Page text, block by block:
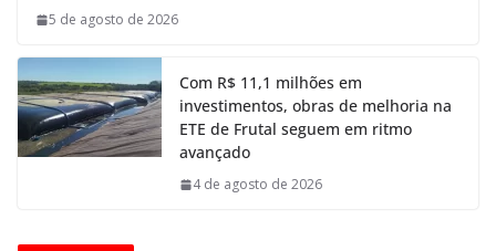
5 de agosto de 2026
Com R$ 11,1 milhões em
investimentos, obras de melhoria na
ETE de Frutal seguem em ritmo
avançado
4 de agosto de 2026